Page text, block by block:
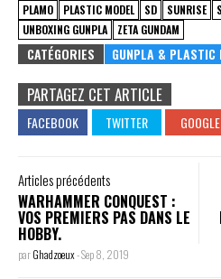
PLAMO
PLASTIC MODEL SD SUNRISE
UNBOXING GUNPLA
ZETA GUNDAM
CATÉGORIES GUNPLA & PLASTIC
PARTAGEZ CET ARTICLE
Articles précédents
WARHAMMER CONQUEST :
VOS PREMIERS PAS DANS LE
HOBBY.
parGhadzoeux-Sep 8, 2019